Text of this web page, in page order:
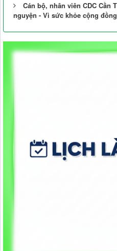
Cán bộ, nhân viên CDC Cần
nguyện - Vì sức khỏe cộng đồng